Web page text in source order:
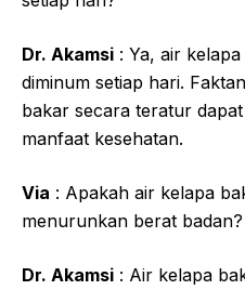
Dr. Akamsi : Ya, air
diminum setiap hari.
bakar secara teratur
manfaat kesehatan.
Via : Apakah air kelapa
menurunkan berat badan?
Dr. Akamsi : Air kelapa